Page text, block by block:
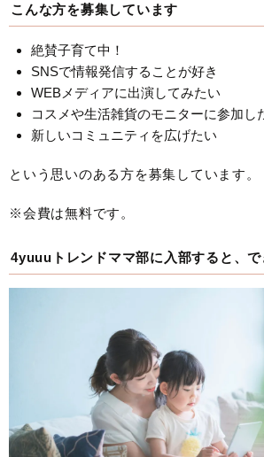
こんな方を募集しています
絶賛子育て中！
SNSで情報発信することが好き
WEBメディアに出演してみたい
コスメや生活雑貨のモニターに参加し
新しいコミュニティを広げたい
という思いのある方を募集しています。
※会費は無料です。
4yuuuトレンドママ部に入部すると、で